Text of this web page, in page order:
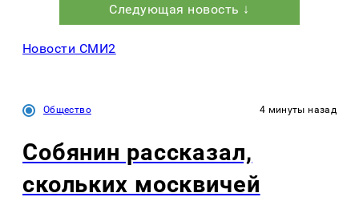
Следующая новость ↓
Новости СМИ2
Общество 4 минуты назад
Собянин рассказал,
скольких москвичей